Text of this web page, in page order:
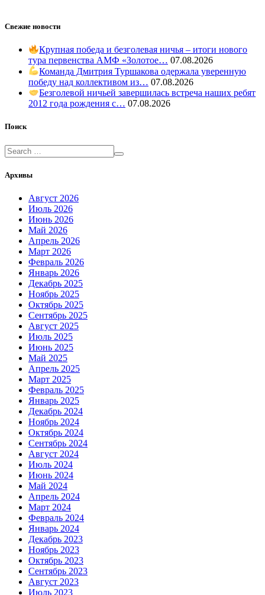
Свежие новости
Крупная победа и безголевая ничья – итоги нового
тура первенства АМФ «Золотое… 07.08.2026
Команда Дмитрия Туршакова одержала уверенную
победу над коллективом из… 07.08.2026
Безголевой ничьей завершилась встреча наших ребят
2012 года рождения с… 07.08.2026
Поиск
Архивы
Август 2026
Июль 2026
Июнь 2026
Май 2026
Апрель 2026
Март 2026
Февраль 2026
Январь 2026
Декабрь 2025
Ноябрь 2025
Октябрь 2025
Сентябрь 2025
Август 2025
Июль 2025
Июнь 2025
Май 2025
Апрель 2025
Март 2025
Февраль 2025
Январь 2025
Декабрь 2024
Ноябрь 2024
Октябрь 2024
Сентябрь 2024
Август 2024
Июль 2024
Июнь 2024
Май 2024
Апрель 2024
Март 2024
Февраль 2024
Январь 2024
Декабрь 2023
Ноябрь 2023
Октябрь 2023
Сентябрь 2023
Август 2023
Июль 2023